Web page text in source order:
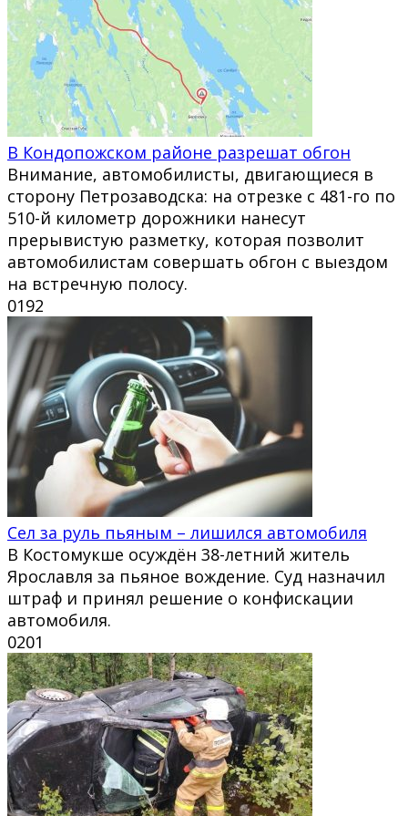
В Кондопожском районе разрешат обгон
Внимание, автомобилисты, двигающиеся в
сторону Петрозаводска: на отрезке с 481-го по
510-й километр дорожники нанесут
прерывистую разметку, которая позволит
автомобилистам совершать обгон с выездом
на встречную полосу.
0192
Сел за руль пьяным – лишился автомобиля
В Костомукше осуждён 38-летний житель
Ярославля за пьяное вождение. Суд назначил
штраф и принял решение о конфискации
автомобиля.
0201